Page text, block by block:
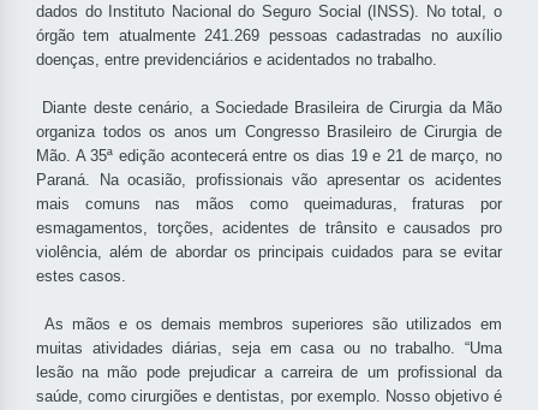
dados do Instituto Nacional do Seguro Social (INSS). No total, o
órgão tem atualmente 241.269 pessoas cadastradas no auxílio
doenças, entre previdenciários e acidentados no trabalho.
Diante deste cenário, a Sociedade Brasileira de Cirurgia da Mão
organiza todos os anos um Congresso Brasileiro de Cirurgia de
Mão. A 35ª edição acontecerá entre os dias 19 e 21 de março, no
Paraná. Na ocasião, profissionais vão apresentar os acidentes
mais comuns nas mãos como queimaduras, fraturas por
esmagamentos, torções, acidentes de trânsito e causados pro
violência, além de abordar os principais cuidados para se evitar
estes casos.
As mãos e os demais membros superiores são utilizados em
muitas atividades diárias, seja em casa ou no trabalho. “Uma
lesão na mão pode prejudicar a carreira de um profissional da
saúde, como cirurgiões e dentistas, por exemplo. Nosso objetivo é